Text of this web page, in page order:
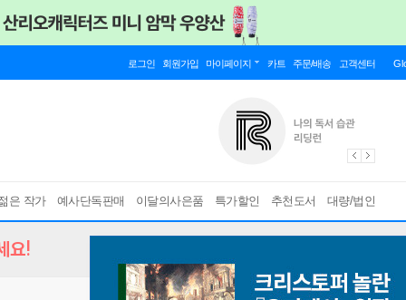
로그인 회원가입 마이페이지 카트 주문/배송 고객센터
은 작가 예사단독판매 이달의사은품 특가할인 추천도서 대량/법인
요!